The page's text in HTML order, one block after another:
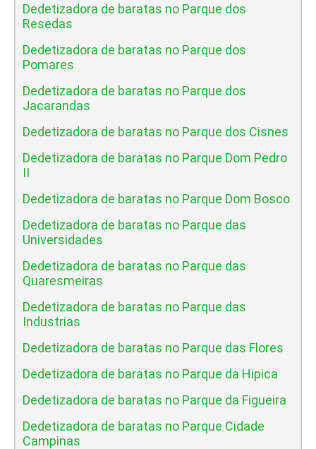
Dedetizadora de baratas no Parque dos
Resedas
Dedetizadora de baratas no Parque dos
Pomares
Dedetizadora de baratas no Parque dos
Jacarandas
Dedetizadora de baratas no Parque dos Cisnes
Dedetizadora de baratas no Parque Dom Pedro
II
Dedetizadora de baratas no Parque Dom Bosco
Dedetizadora de baratas no Parque das
Universidades
Dedetizadora de baratas no Parque das
Quaresmeiras
Dedetizadora de baratas no Parque das
Industrias
Dedetizadora de baratas no Parque das Flores
Dedetizadora de baratas no Parque da Hipica
Dedetizadora de baratas no Parque da Figueira
Dedetizadora de baratas no Parque Cidade
Campinas